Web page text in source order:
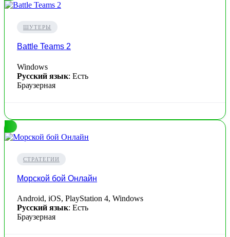
ШУТЕРЫ
Battle Teams 2
Windows
Русский язык: Есть
Браузерная
СТРАТЕГИИ
Морской бой Онлайн
Android, iOS, PlayStation 4, Windows
Русский язык: Есть
Браузерная